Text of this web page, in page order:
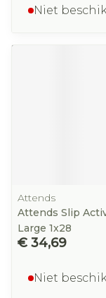
Niet
Attends
Attends Slip
Large 1x28
€ 34,69
Niet